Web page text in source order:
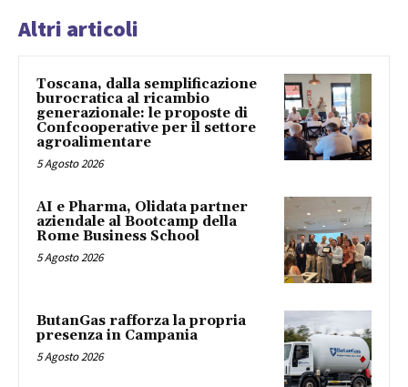
Altri articoli
Toscana, dalla semplificazione
burocratica al ricambio
generazionale: le proposte di
Confcooperative per il settore
agroalimentare
5 Agosto 2026
AI e Pharma, Olidata partner
aziendale al Bootcamp della
Rome Business School
5 Agosto 2026
ButanGas rafforza la propria
presenza in Campania
5 Agosto 2026